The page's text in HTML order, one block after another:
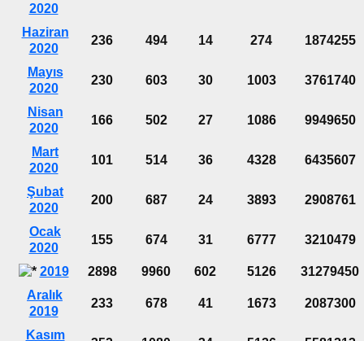
2020
Haziran
2020
236 494 14 274 1874255
Mayıs
2020
230 603 30 1003 3761740
Nisan
2020
166 502 27 1086 9949650
Mart
2020
101 514 36 4328 6435607
Şubat
2020
200 687 24 3893 2908761
Ocak
2020
155 674 31 6777 3210479
2019 2898 9960 602 5126
31279450
Aralık
2019
233 678 41 1673 2087300
Kasım